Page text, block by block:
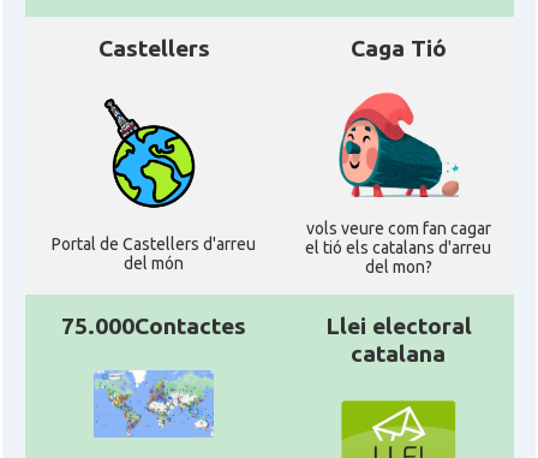
Castellers
Portal de Castellers d'arreu
del món
Caga Tió
vols veure com fan cagar
el tió els catalans d'arreu
del mon?
75.000Contactes
Llei electoral
catalana